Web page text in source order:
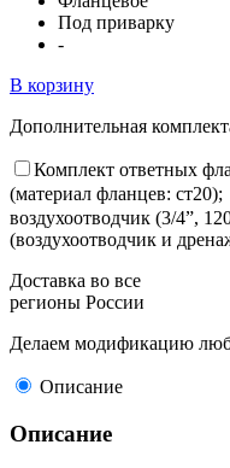
Под приварку
-
В корзину
Дополнительная
Комплект ответных
(материал фланцев: ст20);
воздухоотводчик (3/4”,
(воздухоотводчик и
Доставка во все
регионы России
Делаем модификацию
Описание
Описание